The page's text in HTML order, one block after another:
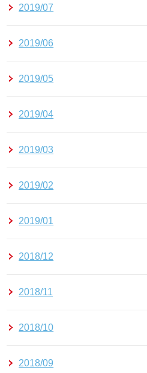
2019/07
2019/06
2019/05
2019/04
2019/03
2019/02
2019/01
2018/12
2018/11
2018/10
2018/09